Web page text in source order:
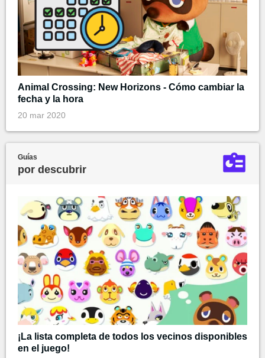
Animal Crossing: New Horizons - Cómo cambiar la
fecha y la hora
20 mar 2020
Guías
por descubrir
¡La lista completa de todos los vecinos disponibles
en el juego!